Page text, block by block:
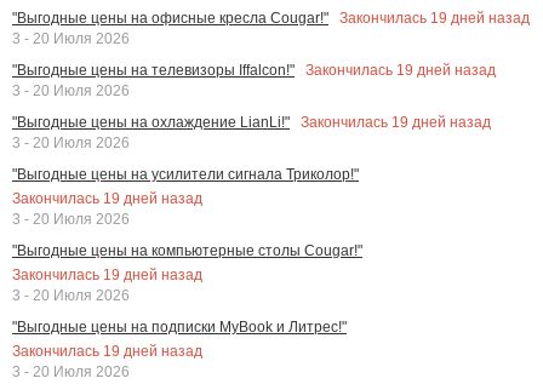
"Выгодные цены на офисные кресла Cougar!" Закончилась 19 дней назад
3 - 20 Июля 2026
"Выгодные цены на телевизоры Iffalcon!"
Закончилась 19 дней назад
3 - 20 Июля 2026
"Выгодные цены на охлаждение LianLi!"
Закончилась 19 дней назад
3 - 20 Июля 2026
"Выгодные цены на усилители сигнала Триколор!"
Закончилась 19 дней назад
3 - 20 Июля 2026
"Выгодные цены на компьютерные столы Cougar!"
Закончилась 19 дней назад
3 - 20 Июля 2026
"Выгодные цены на подписки MyBook и Литрес!"
Закончилась 19 дней назад
3 - 20 Июля 2026